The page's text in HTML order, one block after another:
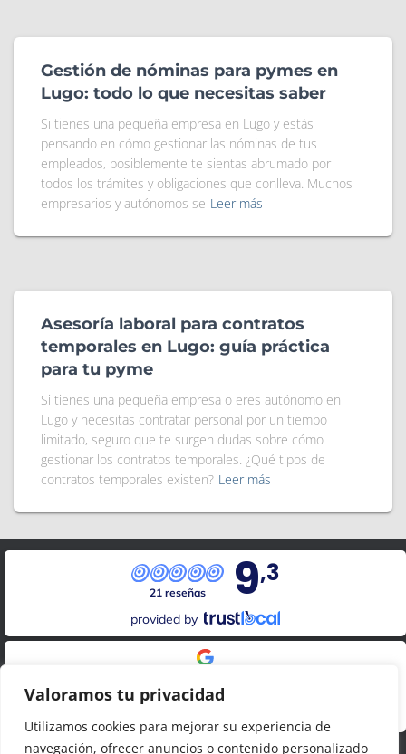
Valoramos tu privacidad
Utilizamos cookies para mejorar su experiencia de
navegación, ofrecer anuncios o contenido personalizado
Gestión de nóminas para pymes en
Lugo: todo lo que necesitas saber
Si tienes una pequeña empresa en Lugo y estás
pensando en cómo gestionar las nóminas de tus
empleados, posiblemente te sientas abrumado por
todos los trámites y obligaciones que conlleva. Muchos
empresarios y autónomos se Leer más
Asesoría laboral para contratos
temporales en Lugo: guía práctica
para tu pyme
Si tienes una pequeña empresa o eres autónomo en
Lugo y necesitas contratar personal por un tiempo
limitado, seguro que te surgen dudas sobre cómo
gestionar los contratos temporales. ¿Qué tipos de
contratos temporales existen? Leer más
21 reseñas 9,3
provided by
4.8
20 reseñas